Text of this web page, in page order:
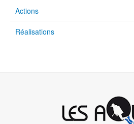
Actions
Réalisations